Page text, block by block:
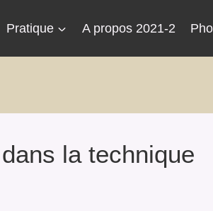
Pratique A propos 2021-2
la technique